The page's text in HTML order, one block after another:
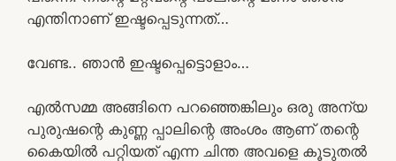
എന്തിനാണ് ഇഷ്ടപ്പെടുന്നത്…
വേണ്ട.. ഞാൻ ഇഷ്ടപ്പെട്ടൊളാം…
എൽസമ്മ അങ്ങിനെ പറഞ്ഞെങ്കിലും ഒരു അന്യ
പുരുഷന്റെ കുണ്ണ പ്പാലിന്റെ അംശം ആണ് തന്റെ
കൈയിൽ പറ്റിയത് എന്ന ചിന്ത അവളെ കൂടുതൽ